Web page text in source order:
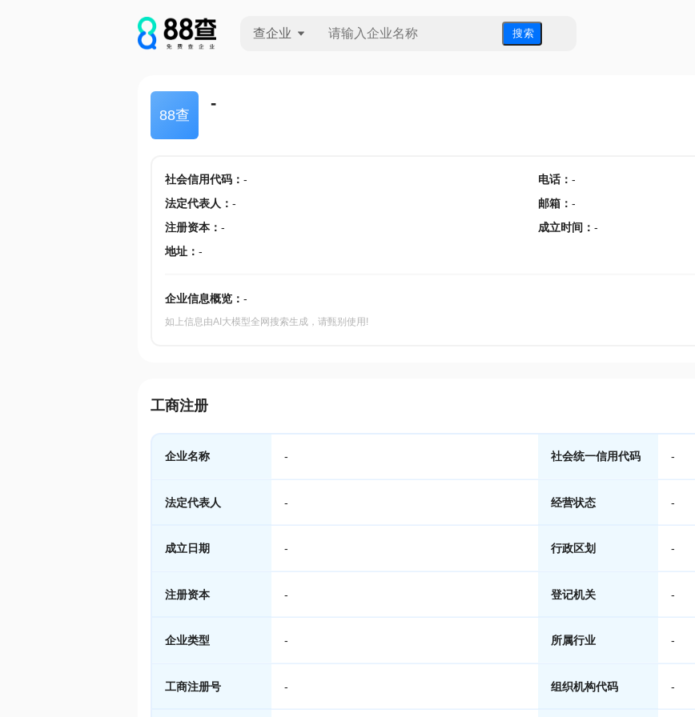
查企业 搜 索
88查
-
社会信用代码： - 电话： -
法定代表人 ： - 邮箱 ： -
注册资本： - 成立时间 ： -
地址： -
企业信息概览： -
如上信息由AI大模型全网搜索生成，请甄别使用!
工商注册
企业名称 - 社会统一信用代码 -
法定代表人 - 经营状态 -
成立日期 - 行政区划 -
注册资本 - 登记机关 -
企业类型 - 所属行业 -
工商注册号 - 组织机构代码 -